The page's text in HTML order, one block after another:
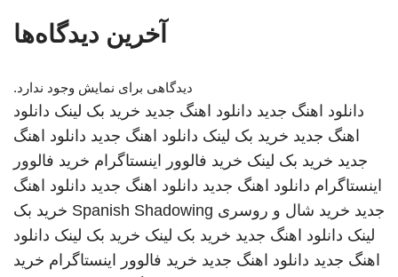
آخرین دیدگاه‌ها
دیدگاهی برای نمایش وجود ندارد.
دانلود اهنگ جدید دانلود اهنگ جدید خرید بک لینک دانلود
اهنگ جدید خرید بک لینک دانلود اهنگ جدید دانلود اهنگ
جدید خرید بک لینک خرید فالوور اینستاگرام خرید فالوور
اینستاگرام دانلود اهنگ جدید دانلود اهنگ جدید دانلود اهنگ
جدید خرید شال و روسری Spanish Shadowing خرید بک
لینک دانلود اهنگ جدید خرید بک لینک خرید بک لینک دانلود
اهنگ جدید دانلود اهنگ جدید خرید فالوور اینستاگرام خرید